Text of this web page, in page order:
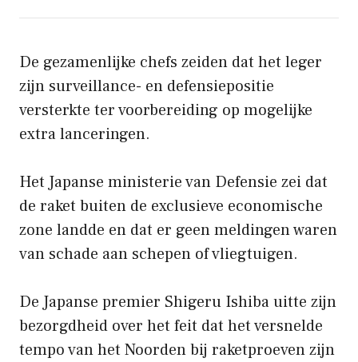
De gezamenlijke chefs zeiden dat het leger
zijn surveillance- en defensiepositie
versterkte ter voorbereiding op mogelijke
extra lanceringen.
Het Japanse ministerie van Defensie zei dat
de raket buiten de exclusieve economische
zone landde en dat er geen meldingen waren
van schade aan schepen of vliegtuigen.
De Japanse premier Shigeru Ishiba uitte zijn
bezorgdheid over het feit dat het versnelde
tempo van het Noorden bij raketproeven zijn